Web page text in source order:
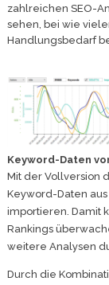
zahlreichen SEO-
sehen, bei wie
Handlungsbedarf
Keyword-Daten
Mit der Vollversion
Keyword-Daten
importieren. Damit
Rankings
weitere Analysen
Durch die